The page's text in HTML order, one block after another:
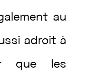
au
adroit à
que les